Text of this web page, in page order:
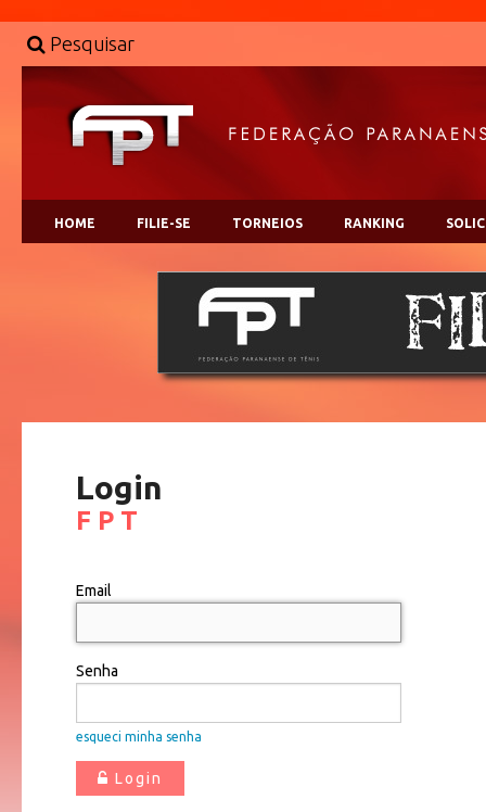
Pesquisar
HOME FILIE-SE TORNEIOS RANKING
Login
F P T
Email
Senha
esqueci minha senha
Login